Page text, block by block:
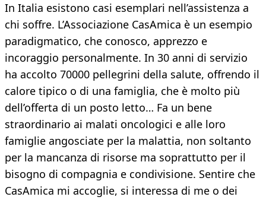
In Italia esistono casi esemplari nell’assistenza a
chi soffre. L’Associazione CasAmica è un esempio
paradigmatico, che conosco, apprezzo e
incoraggio personalmente. In 30 anni di servizio
ha accolto 70000 pellegrini della salute, offrendo il
calore tipico o di una famiglia, che è molto più
dell’offerta di un posto letto… Fa un bene
straordinario ai malati oncologici e alle loro
famiglie angosciate per la malattia, non soltanto
per la mancanza di risorse ma soprattutto per il
bisogno di compagnia e condivisione. Sentire che
CasAmica mi accoglie, si interessa di me o dei